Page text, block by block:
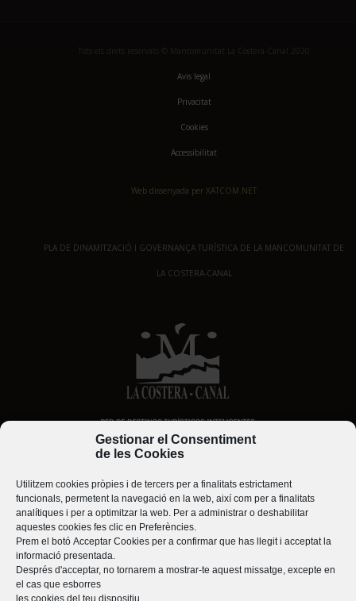
Gestionar el Consentiment
de les Cookies
Utilitzem cookies pròpies i de tercers per a finalitats estrictament
funcionals, permetent la navegació en la web, així com per a finalitats
analítiques i per a optimitzar la web. Per a administrar o deshabilitar
aquestes cookies fes clic en Preferències.
Prem el botó Acceptar Cookies per a confirmar que has llegit i acceptat la
informació presentada.
Després d'acceptar, no tornarem a mostrar-te aquest missatge, excepte en
el cas que esborres
les cookies del teu dispositiu.
Avis legal
Privacitat
Cookies
Accessibilitat
Web dissenyada per XATCOM.NET
PLA DE DINAMITZACIÓ I GOVERNANÇA TURÍSTICA DE LA MANCOMUNITAT DE
LA COSTERA-CANAL